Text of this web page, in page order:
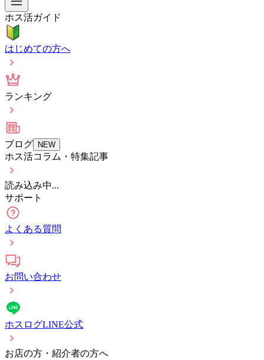
ホス活ガイド
はじめての方へ
ランキング
ブログ NEW
ホス活コラム・特集記事
読み込み中...
サポート
よくある質問
お問い合わせ
ホスログLINE公式
お店の方・紹介者の方へ